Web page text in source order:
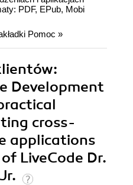
PDF, EPub, Mobi
Pomoc »
Development
cross-
applications
LiveCode Dr.